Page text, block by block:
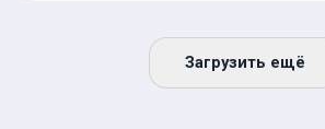
Загрузить ещё